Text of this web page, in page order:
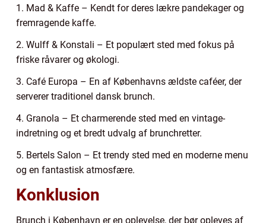
1. Mad & Kaffe – Kendt for deres lækre pandekager og
fremragende kaffe.
2. Wulff & Konstali – Et populært sted med fokus på
friske råvarer og økologi.
3. Café Europa – En af Københavns ældste caféer, der
serverer traditionel dansk brunch.
4. Granola – Et charmerende sted med en vintage-
indretning og et bredt udvalg af brunchretter.
5. Bertels Salon – Et trendy sted med en moderne menu
og en fantastisk atmosfære.
Konklusion
Brunch i København er en oplevelse, der bør opleves af